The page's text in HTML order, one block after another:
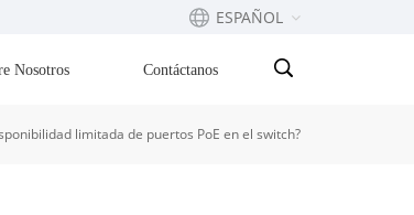
ESPAÑOL
Nosotros Contáctanos
limitada de puertos PoE en el switch?